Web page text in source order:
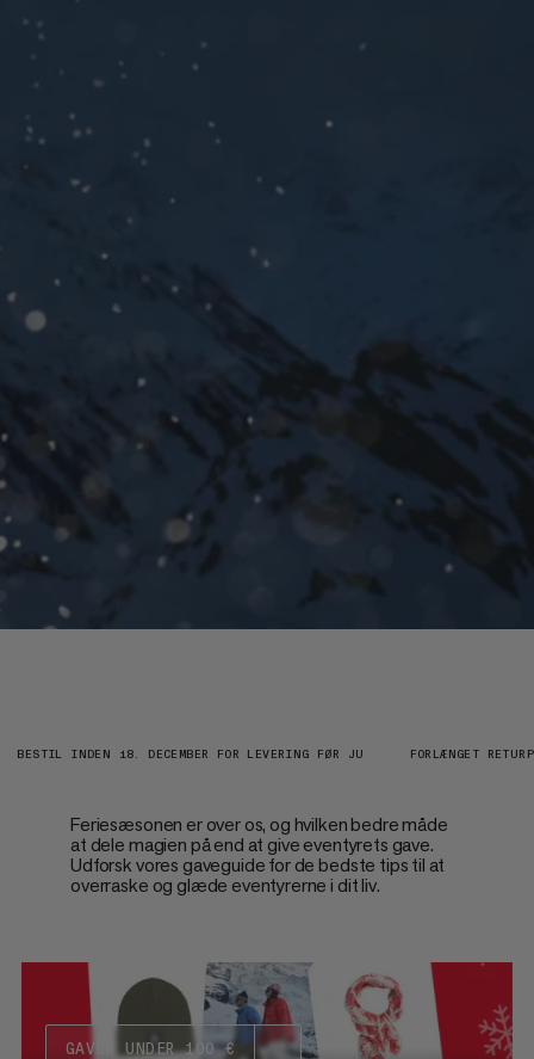
BESTIL INDEN 18. DECEMBER FOR LEVERING FØR JU FORLÆNGET
Feriesæsonen er over os, og hvilken bedre måde
at dele magien på end at give eventyrets gave.
Udforsk vores gaveguide for de bedste tips til at
overraske og glæde eventyrerne i dit liv.
GAVER UNDER 100 €